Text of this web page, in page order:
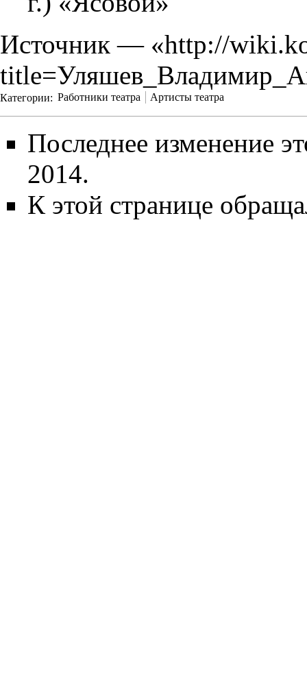
Источник — «http://
Категории: Работники театра Артисты театра
Последнее изменение
2014.
К этой странице